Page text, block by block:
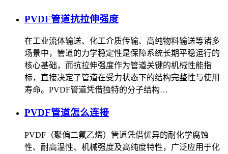
PVDF管道抗拉伸强度
在工业流体输送、化工介质传输、高纯物料输送等诸多
场景中，管道的力学稳定性是保障系统长期平稳运行的
核心基础，而抗拉伸强度作为管道关键的机械性能指
标，直接决定了管道在受力状态下的结构完整性与使用
寿命。PVDF管道凭借独特的分子结构…
PVDF管道怎么连接
PVDF（聚偏二氟乙烯）管道凭借优异的耐化学腐蚀
性、耐高温性、机械强度及高纯度特性，广泛应用于化